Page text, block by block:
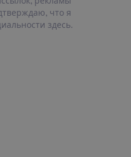
что я
здесь.